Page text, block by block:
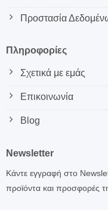
Προστασία
Πληροφορίες
Σχετικά με εμάς
Επικοινωνία
Blog
Newsletter
Κάντε εγγραφή στο
προϊόντα και προσφορές